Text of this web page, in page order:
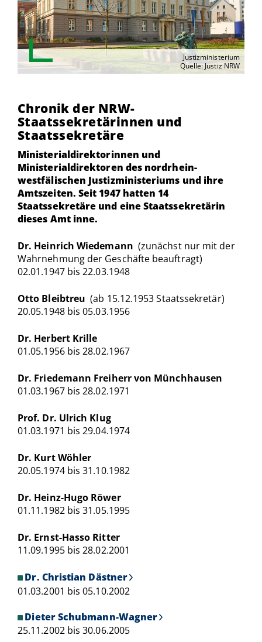
Justizministerium
Quelle: Justiz NRW
Chronik der NRW-
Staatssekretärinnen und
Staatssekretäre
Ministerialdirektorinnen und
Ministerialdirektoren des nordrhein-
westfälischen Justizministeriums und ihre
Amtszeiten. Seit 1947 hatten 14
Staatssekretäre und eine Staatssekretärin
dieses Amt inne.
Dr. Heinrich Wiedemann (zunächst nur mit der
Wahrnehmung der Geschäfte beauftragt)
02.01.1947 bis 22.03.1948
Otto Bleibtreu (ab 15.12.1953 Staatssekretär)
20.05.1948 bis 05.03.1956
Dr. Herbert Krille
01.05.1956 bis 28.02.1967
Dr. Friedemann Freiherr von Münchhausen
01.03.1967 bis 28.02.1971
Prof. Dr. Ulrich Klug
01.03.1971 bis 29.04.1974
Dr. Kurt Wöhler
20.05.1974 bis 31.10.1982
Dr. Heinz-Hugo Röwer
01.11.1982 bis 31.05.1995
Dr. Ernst-Hasso Ritter
11.09.1995 bis 28.02.2001
Dr. Christian Dästner
01.03.2001 bis 05.10.2002
Dieter Schubmann-Wagner
25.11.2002 bis 30.06.2005